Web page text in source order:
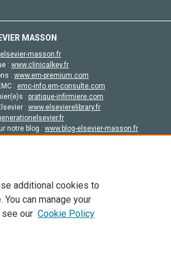
MASSON
masson.fr
: www.clinicalkey.fr
: www.em-premium.com
: emc-info.em-consulte.com
: pratique-infirmiere.com
: www.elsevierelibrary.fr
notre blog : www.blog-elsevier-masson.fr
et ses contributeurs. Tout les droits sont réservés,
en libre accès, les conditions de licence
additional cookies to
can manage your
see our Cookie Policy